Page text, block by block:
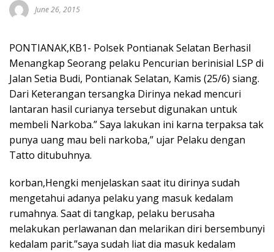
June 26, 2015
PONTIANAK,KB1- Polsek Pontianak Selatan Berhasil
Menangkap Seorang pelaku Pencurian berinisial LSP di
Jalan Setia Budi, Pontianak Selatan, Kamis (25/6) siang.
Dari Keterangan tersangka Dirinya nekad mencuri
lantaran hasil curianya tersebut digunakan untuk
membeli Narkoba.” Saya lakukan ini karna terpaksa tak
punya uang mau beli narkoba,” ujar Pelaku dengan
Tatto ditubuhnya.
korban,Hengki menjelaskan saat itu dirinya sudah
mengetahui adanya pelaku yang masuk kedalam
rumahnya. Saat di tangkap, pelaku berusaha
melakukan perlawanan dan melarikan diri bersembunyi
kedalam parit.”saya sudah liat dia masuk kedalam